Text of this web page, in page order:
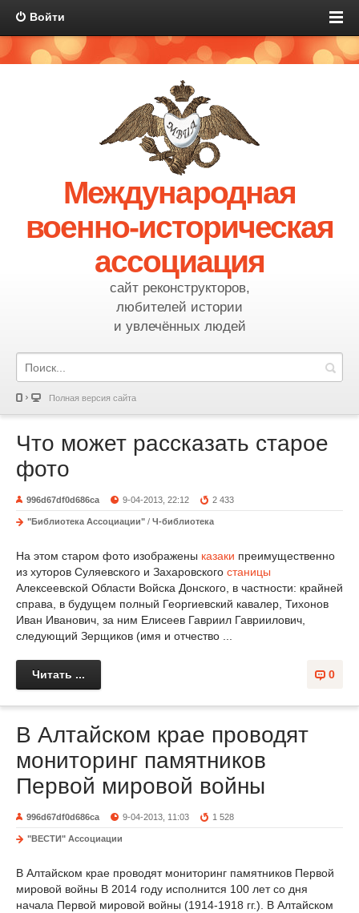
Войти
Международная
военно-историческая
ассоциация
сайт реконструкторов,
любителей истории
и увлечённых людей
Полная версия сайта
Что может рассказать старое
фото
996d67df0d686ca 9-04-2013, 22:12 2 433
"Библиотека Ассоциации" / Ч-библиотека
На этом старом фото изображены казаки преимущественно
из хуторов Суляевского и Захаровского станицы
Алексеевской Области Войска Донского, в частности: крайней
справа, в будущем полный Георгиевский кавалер, Тихонов
Иван Иванович, за ним Елисеев Гавриил Гавриилович,
следующий Зерщиков (имя и отчество ...
0
Читать ...
В Алтайском крае проводят
мониторинг памятников
Первой мировой войны
996d67df0d686ca 9-04-2013, 11:03 1 528
"ВЕСТИ" Ассоциации
В Алтайском крае проводят мониторинг памятников Первой
мировой войны В 2014 году исполнится 100 лет со дня
начала Первой мировой войны (1914-1918 гг.). В Алтайском